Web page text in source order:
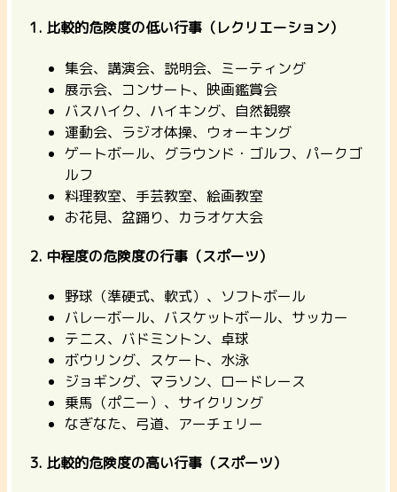
1. 比較的危険度の低い行事（レクリエーション）
集会、講演会、説明会、ミーティング
展示会、コンサート、映画鑑賞会
バスハイク、ハイキング、自然観察
運動会、ラジオ体操、ウォーキング
ゲートボール、グラウンド・ゴルフ、パークゴ
ルフ
料理教室、手芸教室、絵画教室
お花見、盆踊り、カラオケ大会
2. 中程度の危険度の行事（スポーツ）
野球（準硬式、軟式）、ソフトボール
バレーボール、バスケットボール、サッカー
テニス、バドミントン、卓球
ボウリング、スケート、水泳
ジョギング、マラソン、ロードレース
乗馬（ポニー）、サイクリング
なぎなた、弓道、アーチェリー
3. 比較的危険度の高い行事（スポーツ）